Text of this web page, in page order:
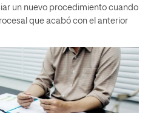
un nuevo procedimiento cuando
que acabó con el anterior